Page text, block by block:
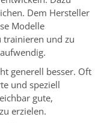
Dem Hersteller
Modelle
trainieren und zu
generell besser. Oft
und speziell
gute,
erzielen.